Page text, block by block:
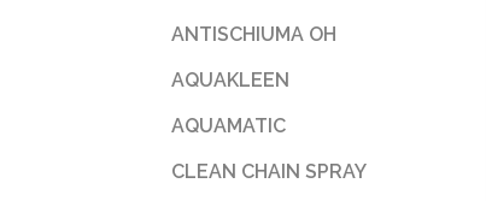
ANTISCHIUMA OH
AQUAKLEEN
AQUAMATIC
CLEAN CHAIN SPRAY